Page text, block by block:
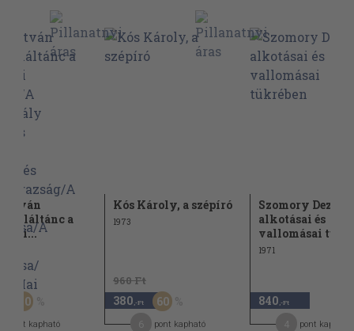
István
Haláltánc a
50
pont kapható
Kós Károly, a szépíró
1973
960 Ft
380 ,-Ft 60
pont kapható
Szomory Dezső
alkotásai és
vallomásai
1971
840 ,-Ft
pont kapható